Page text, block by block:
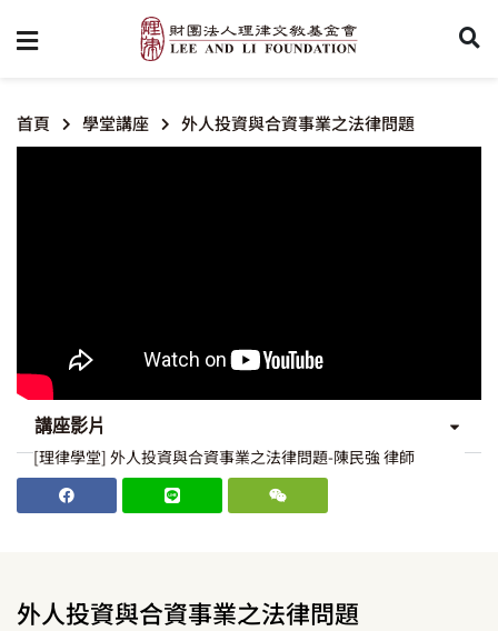
首頁 學堂講座 外人投資與合資事業之法律問題
講座影片
[理律學堂] 外人投資與合資事業之法律問題-陳民強 律師
外人投資與合資事業之法律問題